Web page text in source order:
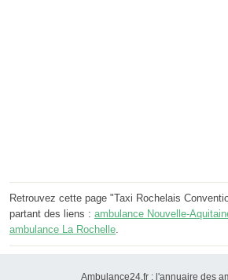
Retrouvez cette page "Taxi Rochelais
partant des liens : ambulance Nouvelle-
ambulance La Rochelle
Ambulance24.fr : l'annuaire des